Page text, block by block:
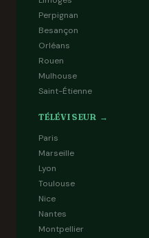
Perpignan
Besançon
Orléans
Rouen
Mulhouse
Saint-Étienne
TÉLÉVISEUR →
Paris
Marseille
Lyon
Toulouse
Nice
Nantes
Montpellier